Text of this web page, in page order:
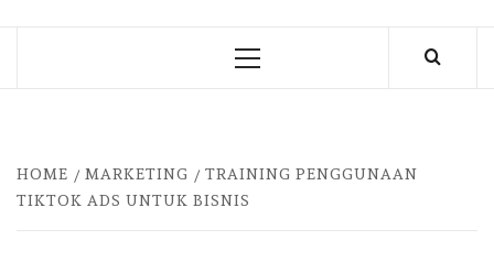
Primary
HOME MARKETING
TRAINING PENGGUNAAN
TIKTOK ADS UNTUK BISNIS